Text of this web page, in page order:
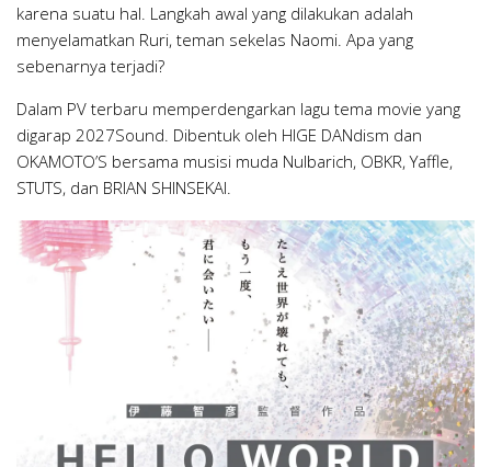
karena suatu hal. Langkah awal yang dilakukan adalah
menyelamatkan Ruri, teman sekelas Naomi. Apa yang
sebenarnya terjadi?
Dalam PV terbaru memperdengarkan lagu tema movie yang
digarap 2027Sound. Dibentuk oleh HIGE DANdism dan
OKAMOTO’S bersama musisi muda Nulbarich, OBKR, Yaffle,
STUTS, dan BRIAN SHINSEKAI.